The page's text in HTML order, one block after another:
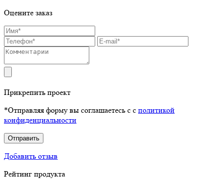
Оцените заказ
Прикрепить проект
*Отправляя форму вы соглашаетесь с с политикой
конфиденциальности
Отправить
Добавить отзыв
Рейтинг продукта